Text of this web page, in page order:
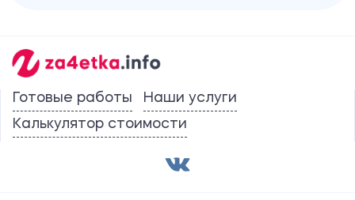
Готовые работы
Наши услуги
Калькулятор стоимости